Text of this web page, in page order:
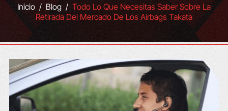
Inicio / Blog / Todo Lo Que Necesitas Saber Sobre La
Retirada Del Mercado De Los Airbags Takata